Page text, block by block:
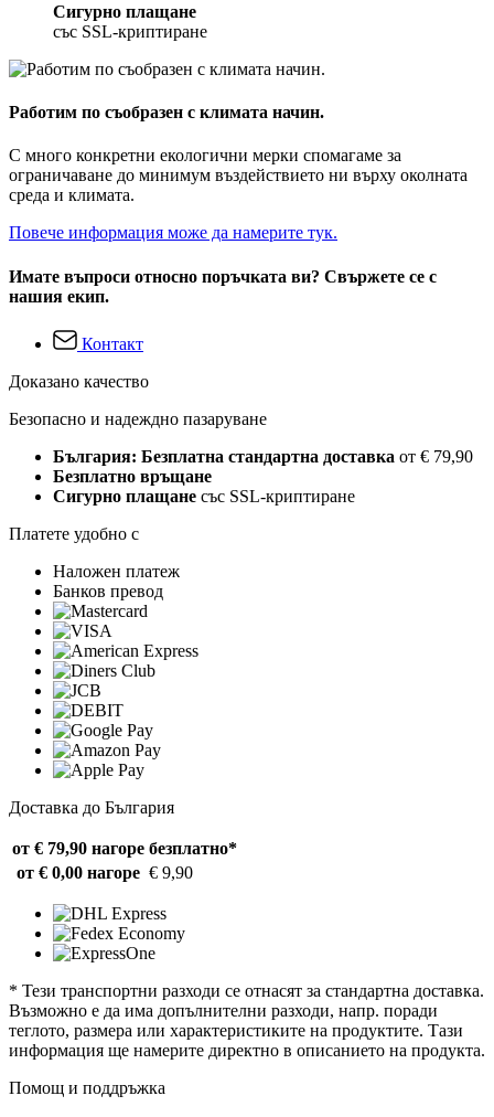
Сигурно плащане
със SSL-криптиране
Работим по съобразен с климата начин.
С много конкретни екологични мерки спомагаме за
ограничаване до минимум въздействието ни върху околната
среда и климата.
Повече информация може да намерите тук.
Имате въпроси относно поръчката ви? Свържете се с
нашия екип.
Контакт
Доказано качество
Безопасно и надеждно пазаруване
България: Безплатна стандартна доставка от € 79,90
Безплатно връщане
Сигурно плащане със SSL-криптиране
Платете удобно с
Наложен платеж
Банков превод
Доставка до България
от € 79,90 нагоре безплатно*
от € 0,00 нагоре € 9,90
* Тези транспортни разходи се отнасят за стандартна доставка.
Възможно е да има допълнителни разходи, напр. поради
теглото, размера или характеристиките на продуктите. Тази
информация ще намерите директно в описанието на продукта.
Помощ и поддръжка